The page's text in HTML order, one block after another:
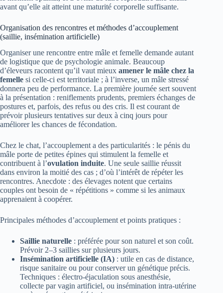
avant qu’elle ait atteint une maturité corporelle suffisante.
Organisation des rencontres et méthodes d’accouplement
(saillie, insémination artificielle)
Organiser une rencontre entre mâle et femelle demande autant
de logistique que de psychologie animale. Beaucoup
d’éleveurs racontent qu’il vaut mieux amener le mâle chez la
femelle si celle-ci est territoriale ; à l’inverse, un mâle stressé
donnera peu de performance. La première journée sert souvent
à la présentation : reniflements prudents, premiers échanges de
postures et, parfois, des refus ou des cris. Il est courant de
prévoir plusieurs tentatives sur deux à cinq jours pour
améliorer les chances de fécondation.
Chez le chat, l’accouplement a des particularités : le pénis du
mâle porte de petites épines qui stimulent la femelle et
contribuent à l’ovulation induite. Une seule saillie réussit
dans environ la moitié des cas ; d’où l’intérêt de répéter les
rencontres. Anecdote : des élevages notent que certains
couples ont besoin de « répétitions » comme si les animaux
apprenaient à coopérer.
Principales méthodes d’accouplement et points pratiques :
Saillie naturelle : préférée pour son naturel et son coût.
Prévoir 2–3 saillies sur plusieurs jours.
Insémination artificielle (IA) : utile en cas de distance,
risque sanitaire ou pour conserver un génétique précis.
Techniques : électro-éjaculation sous anesthésie,
collecte par vagin artificiel, ou insémination intra-utérine